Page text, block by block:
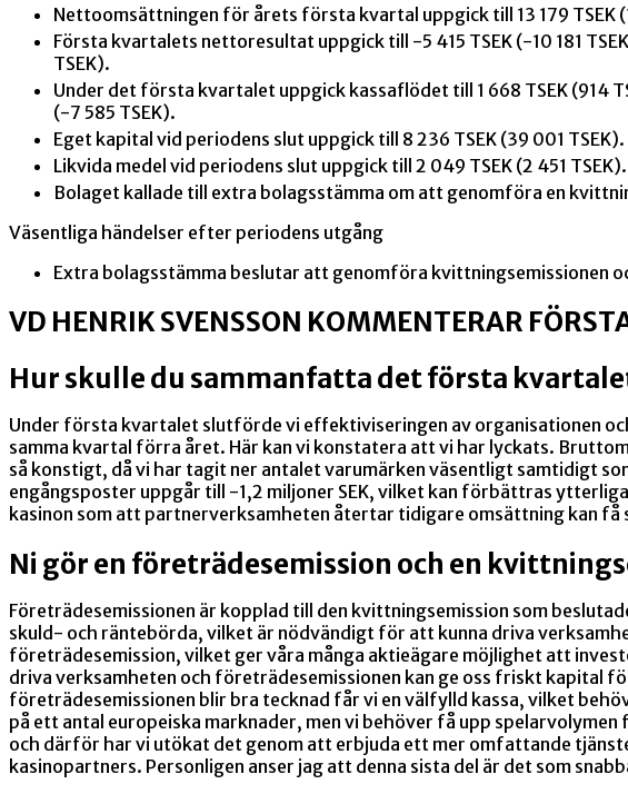
Nettoomsättningen för årets första kvartal uppgick till 13 179 TSEK
Första kvartalets nettoresultat uppgick till -5 415 TSEK (-10 181
TSEK).
Under det första kvartalet uppgick kassaflödet till 1 668 TSEK (914
(-7 585 TSEK).
Eget kapital vid periodens slut uppgick till 8 236 TSEK (39 001 TSEK).
Likvida medel vid periodens slut uppgick till 2 049 TSEK (2 451 TSEK).
Bolaget kallade till extra bolagsstämma om att genomföra en
Väsentliga händelser efter periodens utgång
Extra bolagsstämma beslutar att genomföra kvittningsemissionen
VD HENRIK SVENSSON KOMMENTERAR
Hur skulle du sammanfatta det första
Under första kvartalet slutförde vi effektiviseringen av organisationen
samma kvartal förra året. Här kan vi konstatera att vi har lyckats.
så konstigt, då vi har tagit ner antalet varumärken väsentligt samtidigt
engångsposter uppgår till -1,2 miljoner SEK, vilket kan förbättras
kasinon som att partnerverksamheten återtar tidigare omsättning kan
Ni gör en företrädesemission och en
Företrädesemissionen är kopplad till den kvittningsemission som
skuld- och räntebörda, vilket är nödvändigt för att kunna driva
företrädesemission, vilket ger våra många aktieägare möjlighet att
driva verksamheten och företrädesemissionen kan ge oss friskt kapital
företrädesemissionen blir bra tecknad får vi en välfylld kassa, vilket
på ett antal europeiska marknader, men vi behöver få upp
och därför har vi utökat det genom att erbjuda ett mer omfattande
kasinopartners. Personligen anser jag att denna sista del är det som